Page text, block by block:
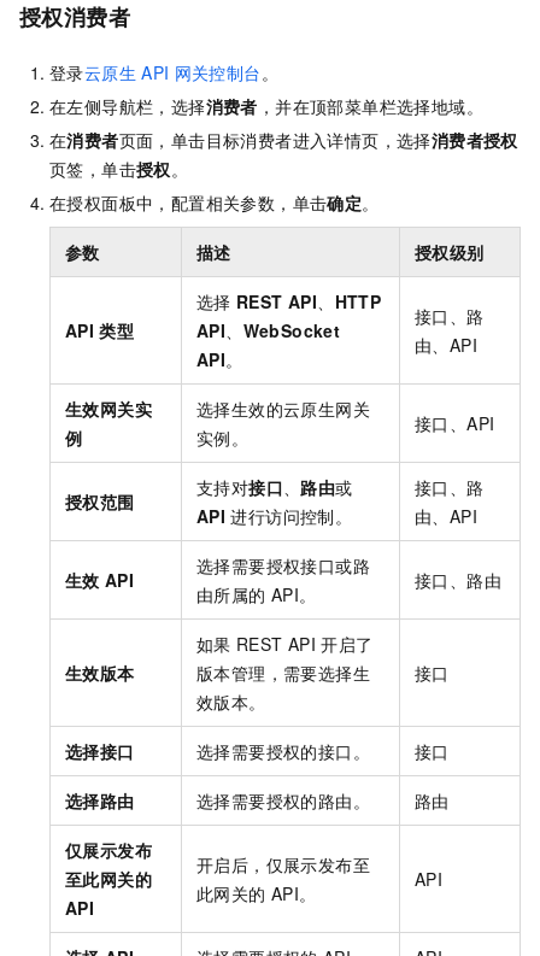
授权消费者
登录云原生 API 网关控制台。
在左侧导航栏，选择消费者 ，并在顶部菜单栏选择地域。
在消费者页面，单击目标消费者进入详情页，选择消费者授权
页签，单击授权。
在授权面板中，配置相关参数，单击确定。
参数 描述 授权级别
API 类型
选择 REST API、 HTTP
API、 WebSocket
API。
接口、路
由、API
生效网关实
例
选择生效的云原生网关
实例。
接口、API
授权范围
支持对接口、 路由或
API 进行访问控制。
接口、路
由、API
生效 API
选择需要授权接口或路
由所属的 API。
接口、路由
生效版本
如果 REST API 开启了
版本管理，需要选择生
效版本。
接口
选择接口 选择需要授权的接口。 接口
选择路由 选择需要授权的路由。 路由
仅展示发布
至此网关的
API
开启后，仅展示发布至
此网关的 API。
API